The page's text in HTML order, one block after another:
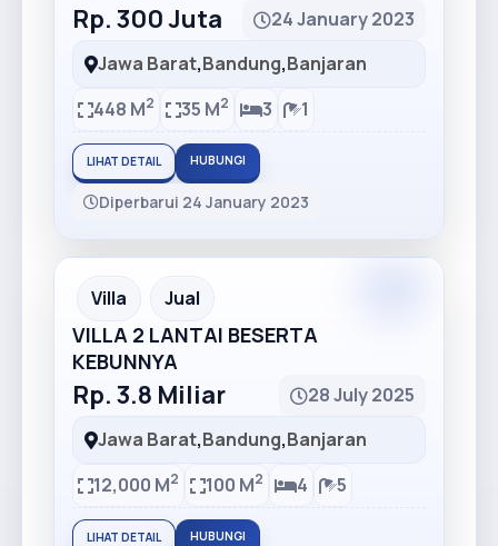
Rp. 300 Juta
24 January 2023
Jawa Barat,Bandung,Banjaran
448 M2 35 M2 3 1
LIHAT DETAIL HUBUNGI
Diperbarui 24 January 2023
Villa Jual
VILLA 2 LANTAI BESERTA
KEBUNNYA
Rp. 3.8 Miliar
28 July 2025
Jawa Barat,Bandung,Banjaran
12,000 M2 100 M2 4 5
LIHAT DETAIL HUBUNGI